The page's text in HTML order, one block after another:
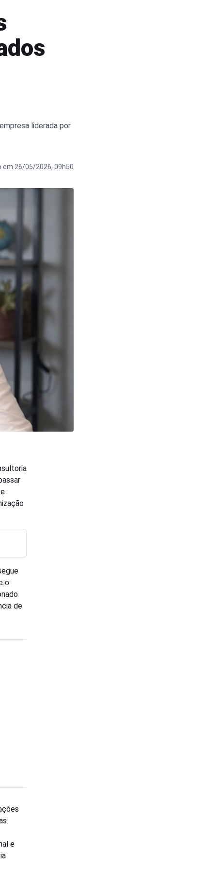
liderada por
em 26/05/2026, 09h50
o
de
e